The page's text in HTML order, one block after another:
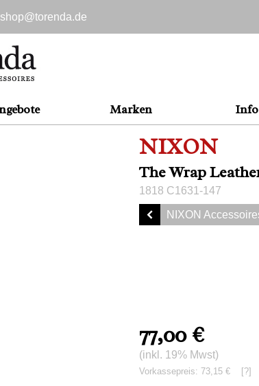
torenda.de
Marken Info
NIXON
The Wrap
1818 C1631-147
NIXON
77,00 €
(inkl. 19% Mwst)
Vorkassepreis: 73,15 € [?]